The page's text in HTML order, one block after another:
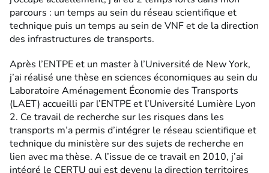
parcours : un temps au sein du réseau scientifique et
technique puis un temps au sein de VNF et de la direction
des infrastructures de transports.
Après l’ENTPE et un master à l’Université de New York,
j’ai réalisé une thèse en sciences économiques au sein du
Laboratoire Aménagement Économie des Transports
(LAET) accueilli par l’ENTPE et l’Université Lumière Lyon
2. Ce travail de recherche sur les risques dans les
transports m’a permis d’intégrer le réseau scientifique et
technique du ministère sur des sujets de recherche en
lien avec ma thèse. A l’issue de ce travail en 2010, j’ai
intégré le CERTU qui est devenu la direction territoires